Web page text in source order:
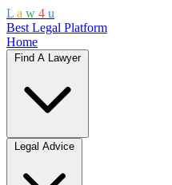
L a w 4 u
Best Legal Platform
Home
Find A Lawyer
Legal Advice